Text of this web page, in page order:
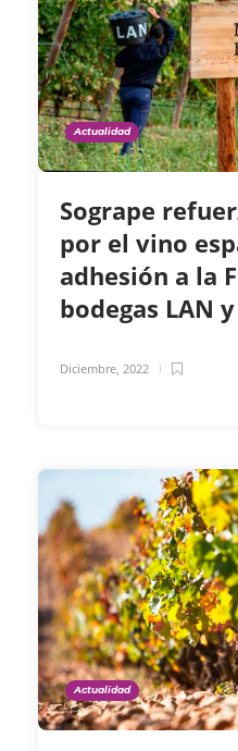
Actualidad
Sogrape
por el vino
adhesión a la
bodegas LAN
Diciembre, 2022
Actualidad